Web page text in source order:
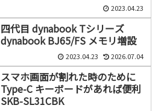
2023.04.23
四代目 dynabook Tシリーズ
dynabook BJ65/FS メモリ増設
2023.04.23 2026.07.04
スマホ画面が割れた時のために
Type-C キーボードがあれば便利
SKB-SL31CBK